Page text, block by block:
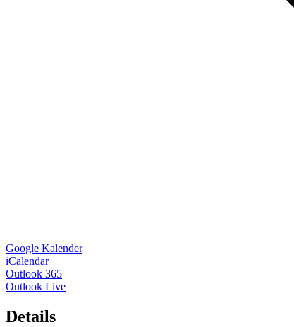
Google Kalender
iCalendar
Outlook 365
Outlook Live
Details